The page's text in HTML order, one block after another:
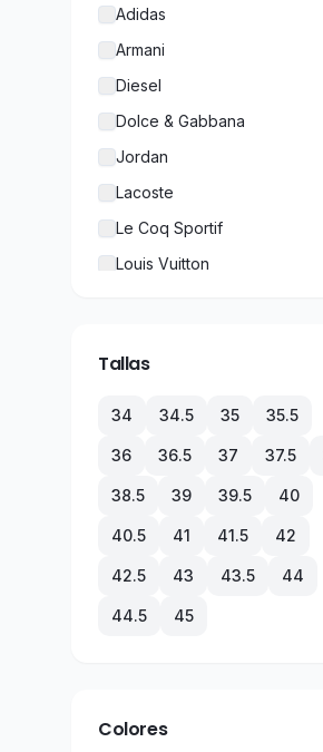
Adidas
Armani
Diesel
Dolce & Gabbana
Jordan
Lacoste
Le Coq Sportif
Louis Vuitton
Puma
Rolex
Tallas
34 34.5 35 35.5
36 36.5 37 37.5
38.5 39 39.5 40
40.5 41 41.5 42
42.5 43 43.5 44
44.5 45
Colores